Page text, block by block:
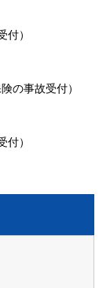
）
の事故受付）
）